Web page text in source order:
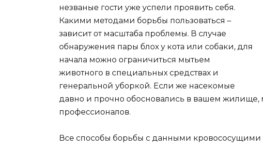
незваные гости уже успели проявить себя.
Какими методами борьбы пользоваться –
зависит от масштаба проблемы. В случае
обнаружения пары блох у кота или собаки, для
начала можно ограничиться мытьем
животного в специальных средствах и
генеральной уборкой. Если же насекомые
давно и прочно обосновались в вашем
профессионалов.
Все способы борьбы с данными кровососущими